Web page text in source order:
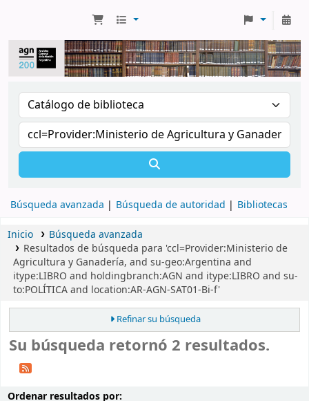
Búsqueda avanzada Búsqueda de autoridad Bibliotecas
Inicio
Búsqueda avanzada
Resultados de búsqueda para 'ccl=Provider:Ministerio de
Agricultura y Ganadería, and su-geo:Argentina and
itype:LIBRO and holdingbranch:AGN and itype:LIBRO and su-
to:POLÍTICA and location:AR-AGN-SAT01-Bi-f'
Refinar su búsqueda
Su búsqueda retornó 2 resultados.
Ordenar resultados por: